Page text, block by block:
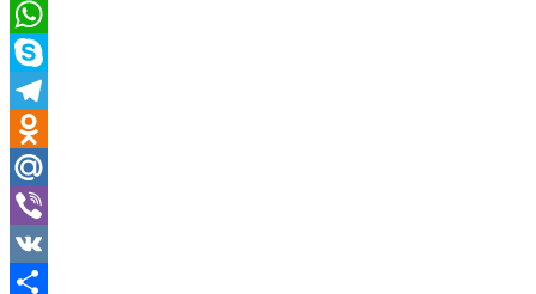
Email
WhatsApp
Skype
Telegram
Odnoklassniki
Mail.Ru
Viber
VK